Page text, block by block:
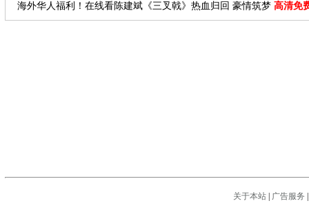
海外华人福利！在线看陈建斌《三叉戟》热血归回 豪情筑梦 高清免
关于本站| 广告服务